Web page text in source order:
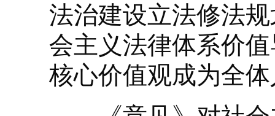
法治建设立法修法
会主义法律体系价
核心价值观成为全